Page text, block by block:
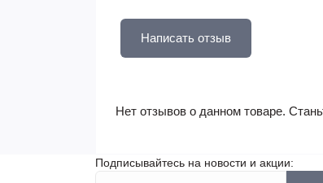
Написать отзыв
Нет отзывов о данном товаре.
Подписывайтесь на новости и акции: